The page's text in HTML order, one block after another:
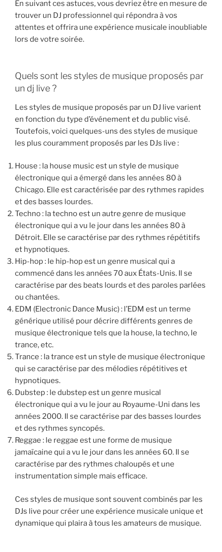
En suivant ces astuces, vous devriez être en mesure de
trouver un DJ professionnel qui répondra à vos
attentes et offrira une expérience musicale inoubliable
lors de votre soirée.
Quels sont les styles de musique proposés par
un dj live ?
Les styles de musique proposés par un DJ live varient
en fonction du type d’événement et du public visé.
Toutefois, voici quelques-uns des styles de musique
les plus couramment proposés par les DJs live :
House : la house music est un style de musique
électronique qui a émergé dans les années 80 à
Chicago. Elle est caractérisée par des rythmes rapides
et des basses lourdes.
Techno : la techno est un autre genre de musique
électronique qui a vu le jour dans les années 80 à
Détroit. Elle se caractérise par des rythmes répétitifs
et hypnotiques.
Hip-hop : le hip-hop est un genre musical qui a
commencé dans les années 70 aux États-Unis. Il se
caractérise par des beats lourds et des paroles parlées
ou chantées.
EDM (Electronic Dance Music) : l’EDM est un terme
générique utilisé pour décrire différents genres de
musique électronique tels que la house, la techno, le
trance, etc.
Trance : la trance est un style de musique électronique
qui se caractérise par des mélodies répétitives et
hypnotiques.
Dubstep : le dubstep est un genre musical
électronique qui a vu le jour au Royaume-Uni dans les
années 2000. Il se caractérise par des basses lourdes
et des rythmes syncopés.
Reggae : le reggae est une forme de musique
jamaïcaine qui a vu le jour dans les années 60. Il se
caractérise par des rythmes chaloupés et une
instrumentation simple mais efficace.
Ces styles de musique sont souvent combinés par les
DJs live pour créer une expérience musicale unique et
dynamique qui plaira à tous les amateurs de musique.